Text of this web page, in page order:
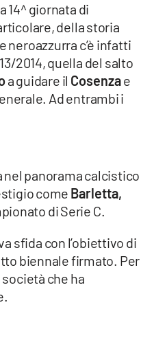
14^ giornata di
della storia
neroazzurra c’è infatti
2014, quella del salto
a guidare il Cosenzae
Ad entrambi i
nel panorama calcistico
come Barletta,
di Serie C.
sfida con l’obiettivo di
biennale firmato. Per
che ha